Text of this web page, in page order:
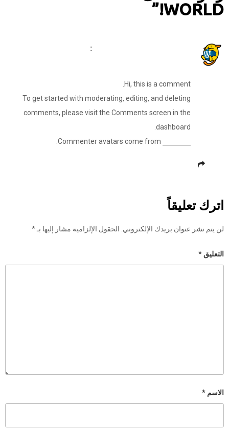
WORLD!”
:
Hi, this is a comment.
To get started with moderating, editing, and deleting
comments, please visit the Comments screen in the
dashboard.
Commenter avatars come from
.
اترك تعليقاً
لن يتم نشر عنوان بريدك الإلكتروني. الحقول الإلزامية مشار إليها بـ*
التعليق *
الاسم *